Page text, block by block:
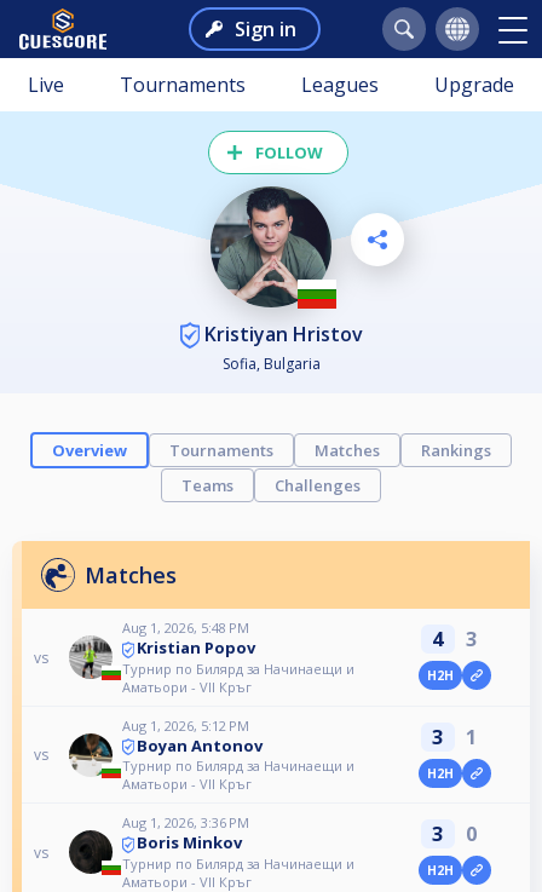
Sign in
Live Tournaments Leagues Upgrade
FOLLOW
Kristiyan Hristov
Sofia, Bulgaria
Overview Tournaments Matches
Rankings
Teams
Challenges
Matches
vs
Aug 1, 2026, 5:48 PM
Kristian Popov
Турнир по Билярд за Начинаещи и
Аматьори - VII Кръг
4 3
H2H
vs
Aug 1, 2026, 5:12 PM
Boyan Antonov
Турнир по Билярд за Начинаещи и
Аматьори - VII Кръг
3 1
H2H
vs
Aug 1, 2026, 3:36 PM
Boris Minkov
Турнир по Билярд за Начинаещи и
Аматьори - VII Кръг
3 0
H2H